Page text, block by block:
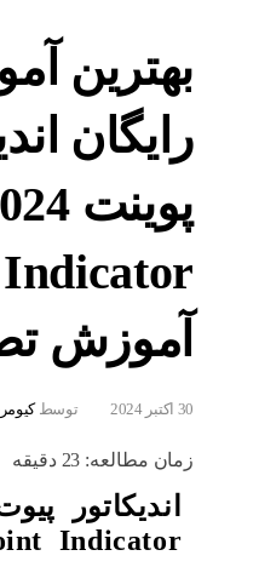
بهترین
رایگان
آموزش
30 اکتبر 2024 توسط
زمان مطالعه: 23 دقیقه
Indicator